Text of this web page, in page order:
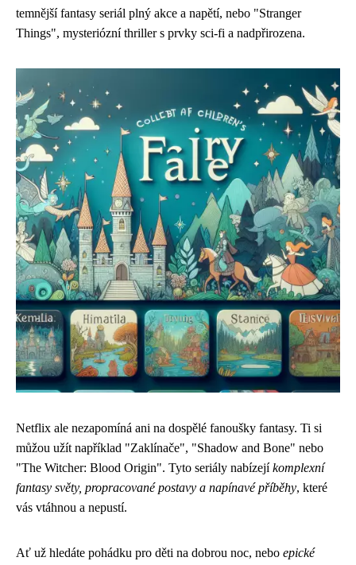
temnější fantasy seriál plný akce a napětí, nebo "Stranger
Things", mysteriózní thriller s prvky sci-fi a nadpřirozena.
Netflix ale nezapomíná ani na dospělé fanoušky fantasy. Ti si
můžou užít například "Zaklínače", "Shadow and Bone" nebo
"The Witcher: Blood Origin". Tyto seriály nabízejíkomplexní
fantasy světy, propracované postavy a napínavé příběhy, které
vás vtáhnou a nepustí.
Ať už hledáte pohádku pro děti na dobrou noc, nebo epické